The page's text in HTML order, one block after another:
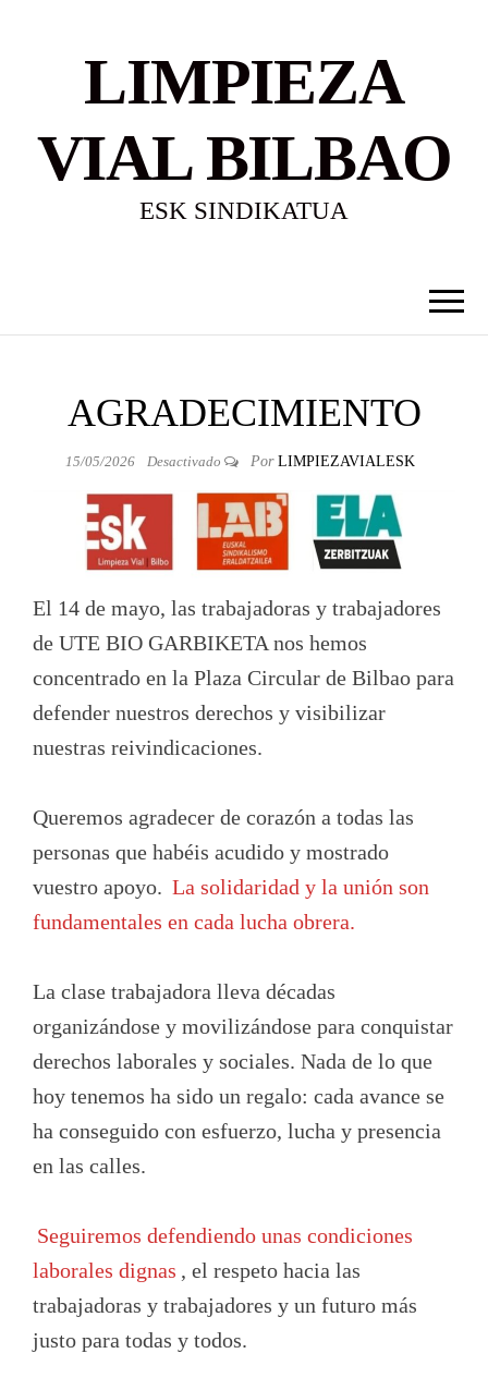
LIMPIEZA
VIAL BILBAO
ESK SINDIKATUA
AGRADECIMIENTO
15/05/2026 Desactivado Por LIMPIEZAVIALESK
El 14 de mayo, las trabajadoras y trabajadores
de UTE BIO GARBIKETA nos hemos
concentrado en la Plaza Circular de Bilbao para
defender nuestros derechos y visibilizar
nuestras reivindicaciones.
Queremos agradecer de corazón a todas las
personas que habéis acudido y mostrado
vuestro apoyo. La solidaridad y la unión son
fundamentales en cada lucha obrera.
La clase trabajadora lleva décadas
organizándose y movilizándose para conquistar
derechos laborales y sociales. Nada de lo que
hoy tenemos ha sido un regalo: cada avance se
ha conseguido con esfuerzo, lucha y presencia
en las calles.
Seguiremos defendiendo unas condiciones
laborales dignas , el respeto hacia las
trabajadoras y trabajadores y un futuro más
justo para todas y todos.